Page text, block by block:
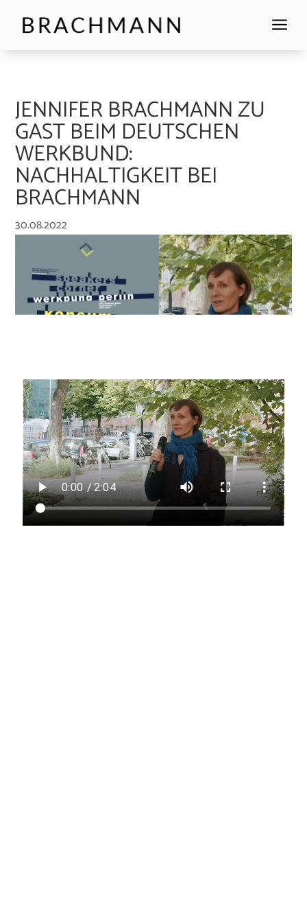
a
JENNIFER BRACHMANN ZU
GAST BEIM DEUTSCHEN
WERKBUND:
NACHHALTIGKEIT BEI
BRACHMANN
30.08.2022